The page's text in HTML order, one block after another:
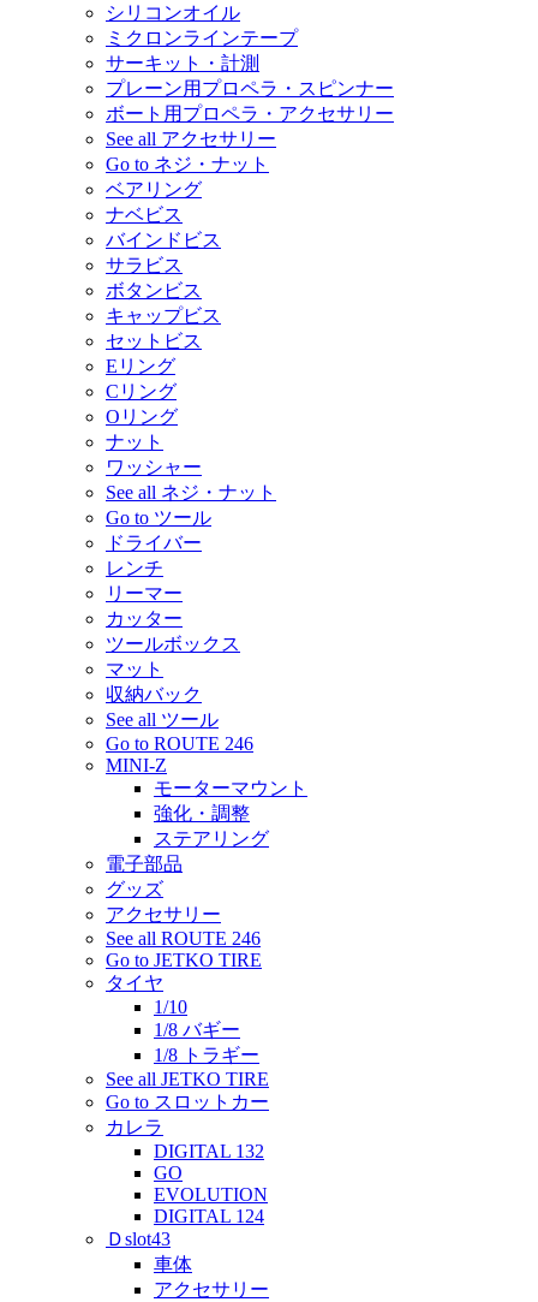
シリコンオイル
ミクロンラインテープ
サーキット・計測
プレーン用プロペラ・スピンナー
ボート用プロペラ・アクセサリー
See all アクセサリー
Go to ネジ・ナット
ベアリング
ナベビス
バインドビス
サラビス
ボタンビス
キャップビス
セットビス
Eリング
Cリング
Oリング
ナット
ワッシャー
See all ネジ・ナット
Go to ツール
ドライバー
レンチ
リーマー
カッター
ツールボックス
マット
収納バック
See all ツール
Go to ROUTE 246
MINI-Z
モーターマウント
強化・調整
ステアリング
電子部品
グッズ
アクセサリー
See all ROUTE 246
Go to JETKO TIRE
タイヤ
1/10
1/8 バギー
1/8 トラギー
See all JETKO TIRE
Go to スロットカー
カレラ
DIGITAL 132
GO
EVOLUTION
DIGITAL 124
Ｄslot43
車体
アクセサリー